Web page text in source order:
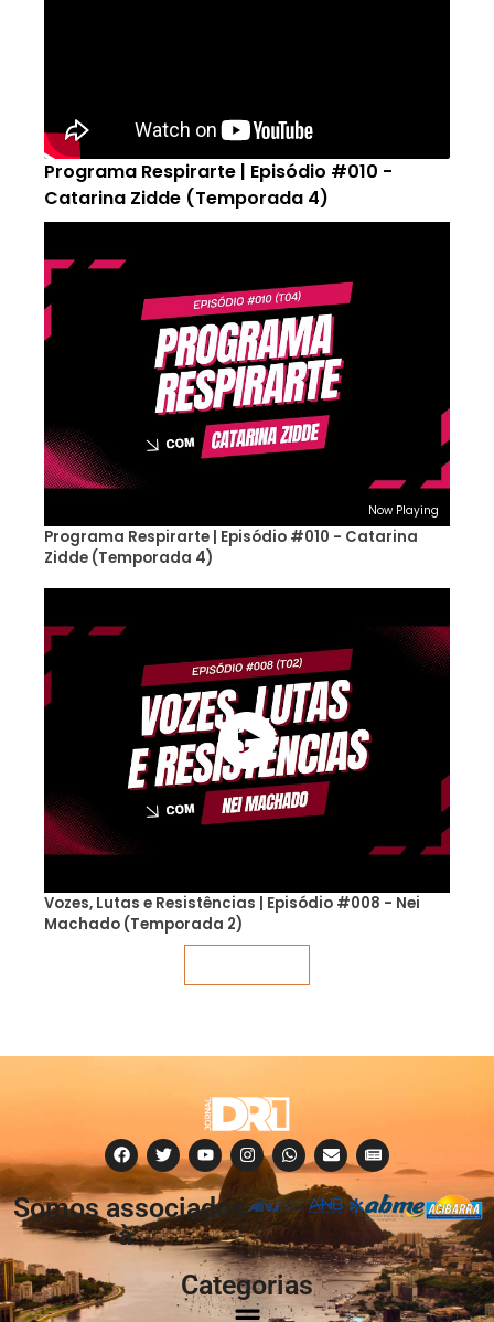
Programa Respirarte | Episódio #010 -
Catarina Zidde (Temporada 4)
Now Playing
Programa Respirarte | Episódio #010 - Catarina
Zidde (Temporada 4)
Vozes, Lutas e Resistências | Episódio #008 - Nei
Machado (Temporada 2)
Somos associados
à:
Categorias